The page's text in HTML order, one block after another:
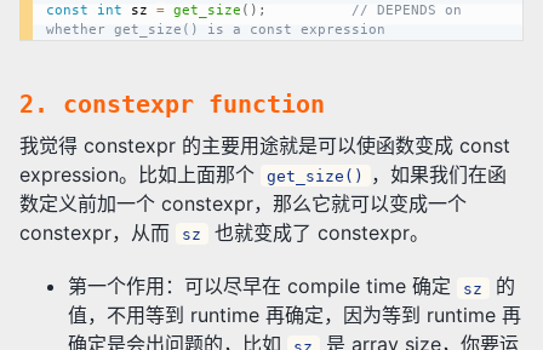
const
int sz = get_size ( ) ;
// DEPENDS on
whether get_size() is a const expression
2. constexpr function
我觉得 constexpr 的主要用途就是可以使函数变成 const
expression。比如上面那个
get_size()
，如果我们在函
数定义前加一个 constexpr，那么它就可以变成一个
constexpr，从而
sz 也就变成了 constexpr。
第一个作用：可以尽早在 compile time 确定 sz
的
值，不用等到 runtime 再确定，因为等到 runtime 再
确定是会出问题的，比如
sz
是 array size，你要运